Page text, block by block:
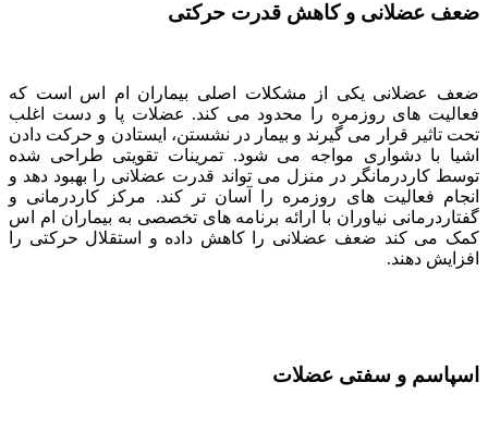
ضعف عضلانی و کاهش قدرت حرکتی
ضعف عضلانی یکی از مشکلات اصلی بیماران ام اس است که
فعالیت های روزمره را محدود می کند. عضلات پا و دست اغلب
تحت تاثیر قرار می گیرند و بیمار در نشستن، ایستادن و حرکت دادن
اشیا با دشواری مواجه می شود. تمرینات تقویتی طراحی شده
توسط کاردرمانگر در منزل می تواند قدرت عضلانی را بهبود دهد و
انجام فعالیت های روزمره را آسان تر کند. مرکز کاردرمانی و
گفتاردرمانی نیاوران با ارائه برنامه های تخصصی به بیماران ام اس
کمک می کند ضعف عضلانی را کاهش داده و استقلال حرکتی را
افزایش دهند.
اسپاسم و سفتی عضلات